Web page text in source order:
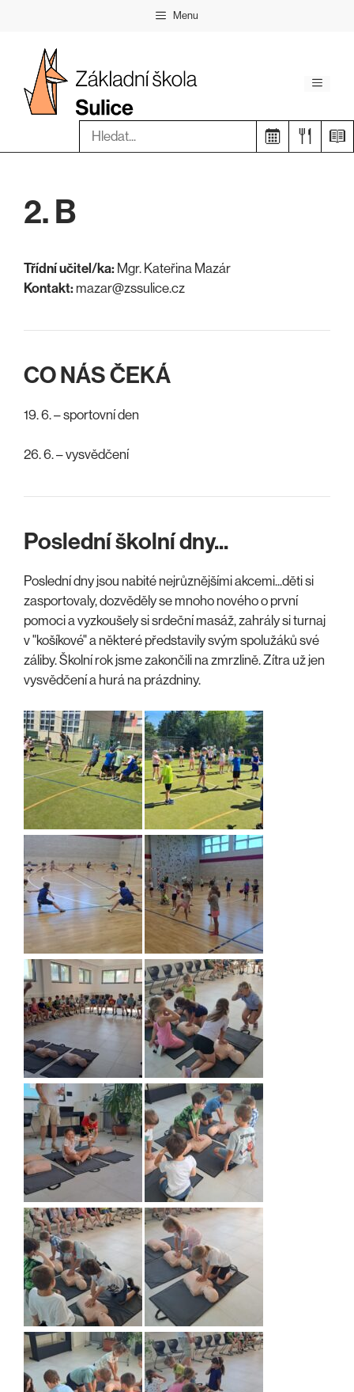
Menu
Menu
Hledat:
2. B
Třídní učitel/ka: Mgr. Kateřina Mazár
Kontakt: mazar@zssulice.cz
CO NÁS ČEKÁ
19. 6. – sportovní den
26. 6. – vysvědčení
Poslední školní dny...
Poslední dny jsou nabité nejrůznějšími akcemi...děti si
zasportovaly, dozvěděly se mnoho nového o první
pomoci a vyzkoušely si srdeční masáž, zahrály si turnaj
v "košíkové" a některé představily svým spolužáků své
záliby. Školní rok jsme zakončili na zmrzlině. Zítra už jen
vysvědčení a hurá na prázdniny.